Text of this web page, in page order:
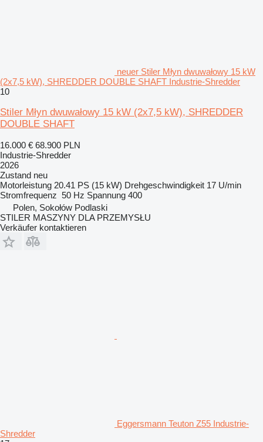
neuer Stiler Młyn dwuwałowy 15 kW
(2x7,5 kW), SHREDDER DOUBLE SHAFT Industrie-Shredder
10
Stiler Młyn dwuwałowy 15 kW (2x7,5 kW), SHREDDER
DOUBLE SHAFT
16.000 € 68.900 PLN
Industrie-Shredder
2026
Zustand neu
Motorleistung 20.41 PS (15 kW) Drehgeschwindigkeit 17 U/min
Stromfrequenz 50 Hz Spannung 400
Polen, Sokołów Podlaski
STILER MASZYNY DLA PRZEMYSŁU
Verkäufer kontaktieren
Eggersmann Teuton Z55 Industrie-
Shredder